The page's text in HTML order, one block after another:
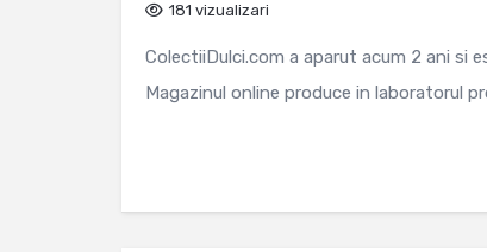
181 vizualizari
ColectiiDulci.com a aparut acum 2 ani si
Magazinul online produce in laboratorul